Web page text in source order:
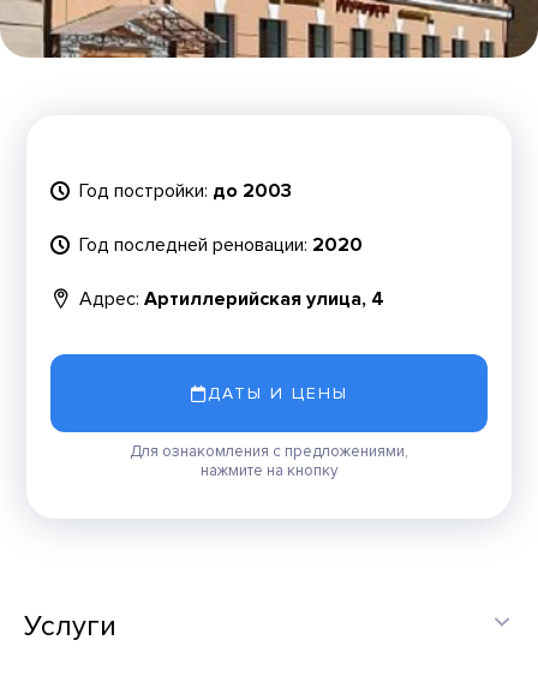
Год постройки: до 2003
Год последней реновации: 2020
Адрес: Артиллерийская улица, 4
ДАТЫ И ЦЕНЫ
Для ознакомления с предложениями,
нажмите на кнопку
Услуги